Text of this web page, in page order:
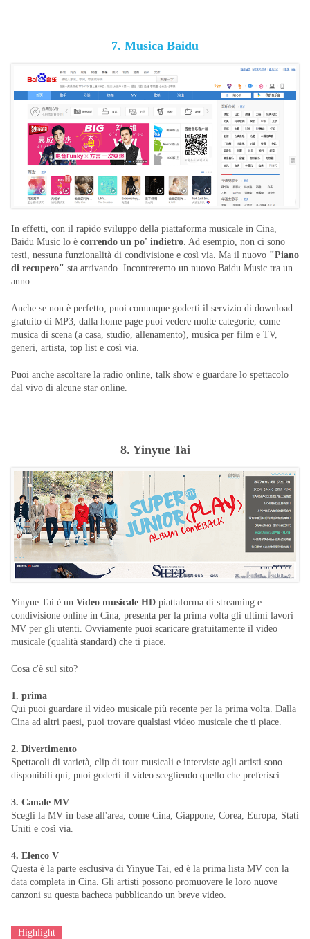
7. Musica Baidu
In effetti, con il rapido sviluppo della piattaforma musicale in Cina,
Baidu Music lo è correndo un po' indietro. Ad esempio, non ci sono
testi, nessuna funzionalità di condivisione e così via. Ma il nuovo "Piano
di recupero" sta arrivando. Incontreremo un nuovo Baidu Music tra un
anno.
Anche se non è perfetto, puoi comunque goderti il ​​servizio di download
gratuito di MP3, dalla home page puoi vedere molte categorie, come
musica di scena (a casa, studio, allenamento), musica per film e TV,
generi, artista, top list e così via.
Puoi anche ascoltare la radio online, talk show e guardare lo spettacolo
dal vivo di alcune star online.
8. Yinyue Tai
Yinyue Tai è un Video musicale HD piattaforma di streaming e
condivisione online in Cina, presenta per la prima volta gli ultimi lavori
MV per gli utenti. Ovviamente puoi scaricare gratuitamente il video
musicale (qualità standard) che ti piace.
Cosa c'è sul sito?
1. prima
Qui puoi guardare il video musicale più recente per la prima volta. Dalla
Cina ad altri paesi, puoi trovare qualsiasi video musicale che ti piace.
2. Divertimento
Spettacoli di varietà, clip di tour musicali e interviste agli artisti sono
disponibili qui, puoi goderti il ​​video scegliendo quello che preferisci.
3. Canale MV
Scegli la MV in base all'area, come Cina, Giappone, Corea, Europa, Stati
Uniti e così via.
4. Elenco V
Questa è la parte esclusiva di Yinyue Tai, ed è la prima lista MV con la
data completa in Cina. Gli artisti possono promuovere le loro nuove
canzoni su questa bacheca pubblicando un breve video.
Highlight